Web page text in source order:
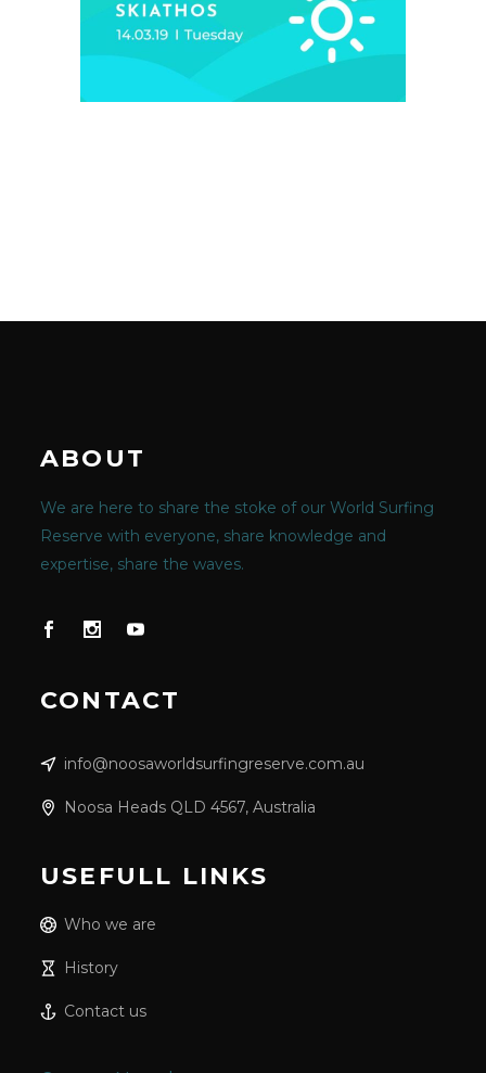
ABOUT
We are here to share the stoke of our World Surfing
Reserve with everyone, share knowledge and
expertise, share the waves.
CONTACT
info@noosaworldsurfingreserve.com.au
Noosa Heads QLD 4567, Australia
USEFULL LINKS
Who we are
History
Contact us